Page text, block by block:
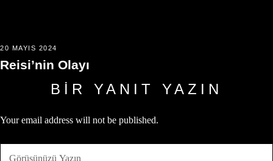
20 MAYIS 2024
Reisi’nin Olayı
BIR YANIT YAZIN
Your email address will not be published.